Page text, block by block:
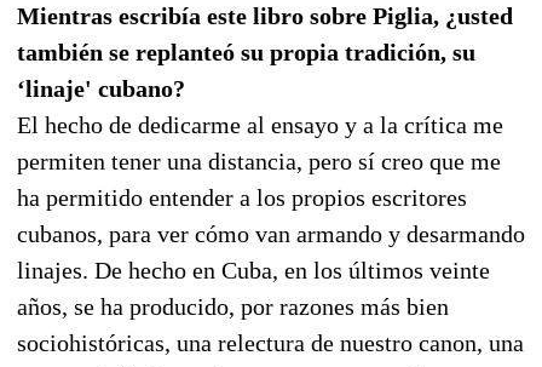
Mientras escribía este libro sobre Piglia, ¿usted
también se replanteó su propia tradición, su
‘linaje' cubano?
El hecho de dedicarme al ensayo y a la crítica me
permiten tener una distancia, pero sí creo que me
ha permitido entender a los propios escritores
cubanos, para ver cómo van armando y desarmando
linajes. De hecho en Cuba, en los últimos veinte
años, se ha producido, por razones más bien
sociohistóricas, una relectura de nuestro canon, una